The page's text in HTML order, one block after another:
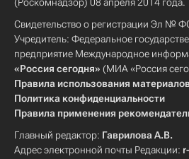
Свидетельство о регистрации Эл №
Учредитель: Федеральное
предприятие Международное
«Россия сегодня» (МИА «Россия
Правила использования
Политика конфиденциальности
Правила применения
Главный редактор: Гаврилова А.В.
Адрес электронной почты Редакции: